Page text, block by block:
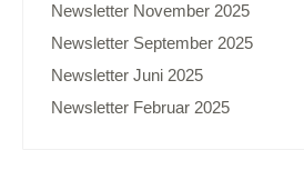
Newsletter November 2025
Newsletter September 2025
Newsletter Juni 2025
Newsletter Februar 2025